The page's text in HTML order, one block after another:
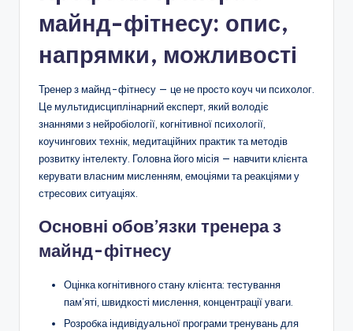
майнд-фітнесу: опис,
напрямки, можливості
Тренер з майнд-фітнесу — це не просто коуч чи психолог.
Це мультидисциплінарний експерт, який володіє
знаннями з нейробіології, когнітивної психології,
коучингових технік, медитаційних практик та методів
розвитку інтелекту. Головна його місія — навчити клієнта
керувати власним мисленням, емоціями та реакціями у
стресових ситуаціях.
Основні обов’язки тренера з
майнд-фітнесу
Оцінка когнітивного стану клієнта: тестування
пам’яті, швидкості мислення, концентрації уваги.
Розробка індивідуальної програми тренувань для